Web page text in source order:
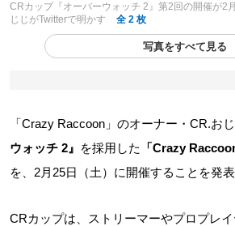
CRカップ『オーバーウォッチ 2』第2回の開催が2
じじがTwitterで明かす
全 2 枚
写真をすべて見る
「Crazy Raccoon」のオーナー・CR.おじ
ウォッチ 2』 を採用した
「Crazy
を、2月25日（土）に開催することを発表
CRカップは、ストリーマーやプロプレ